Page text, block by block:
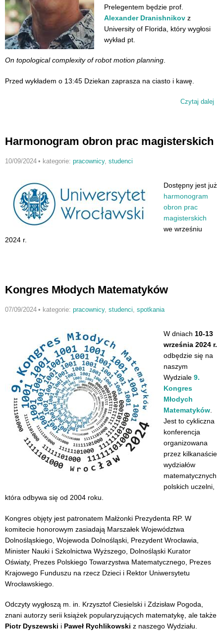
Prelegentem będzie prof.
Alexander Dranishnikov z
University of Florida, który wygłosi
wykład pt.
On topological complexity of robot motion planning
Przed wykładem o 13:45 Dziekan zaprasza na ciasto i kawę.
Czytaj dalej
Harmonogram obron prac magisterskich
10/09/2024 • kategorie: pracownicy, studenci
Dostępny jest już
harmonogram
obron prac
magisterskich
we wrześniu
2024 r.
Kongres Młodych Matematyków
07/09/2024 • kategorie: pracownicy, studenci spotkania
W dniach 10-13
września 2024 r.
odbędzie się na
naszym
Wydziale 9.
Kongres
Młodych
Matematyków
Jest to cykliczna
konferencja
organizowana
przez kilkanaście
wydziałów
matematycznych
polskich uczelni,
która odbywa się od 2004 roku.
Kongres objęty jest patronatem Małżonki Prezydenta RP. W
komitecie honorowym zasiadają Marszałek Województwa
Dolnośląskiego, Wojewoda Dolnośląski, Prezydent Wrocławia,
Minister Nauki i Szkolnictwa Wyższego, Dolnośląski Kurator
Oświaty, Prezes Polskiego Towarzystwa Matematycznego, Prezes
Krajowego Funduszu na rzecz Dzieci i Rektor Uniwersytetu
Wrocławskiego.
Odczyty wygłoszą m. in. Krzysztof Ciesielski i Zdzisław Pogoda,
znani autorzy serii książek popularyzujących matematykę, ale także
Piotr Dyszewski i Paweł Rychlikowski z naszego Wydziału.